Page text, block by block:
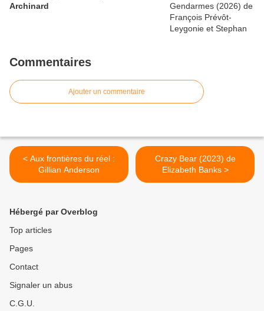
Archinard
Commentaires
Ajouter un commentaire
< Aux frontières du réel :
Gillian Anderson
Crazy Bear (2023) de
Elizabeth Banks >
Hébergé par Overblog
Top articles
Pages
Contact
Signaler un abus
C.G.U.